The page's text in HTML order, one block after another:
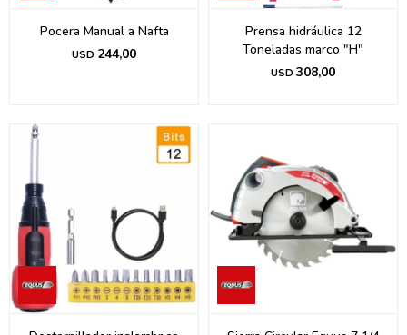
Pocera Manual a Nafta
USD 244,00
Prensa hidráulica 12
Toneladas marco "H"
USD 308,00